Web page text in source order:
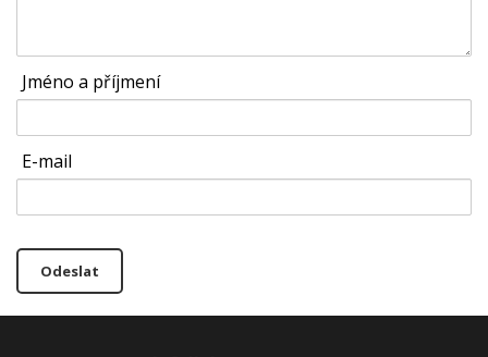
Jméno a příjmení
E-mail
Odeslat